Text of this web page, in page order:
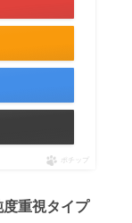
ポチップ
重視タイプ